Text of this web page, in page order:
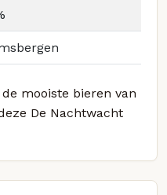
mooiste bieren van
De Nachtwacht